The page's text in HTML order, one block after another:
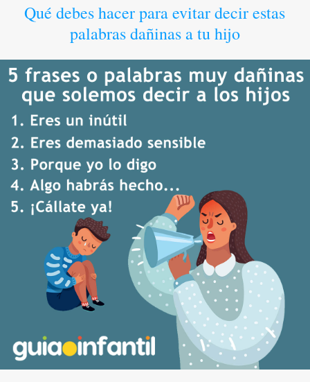
Qué debes hacer para evitar decir estas
palabras dañinas a tu hijo